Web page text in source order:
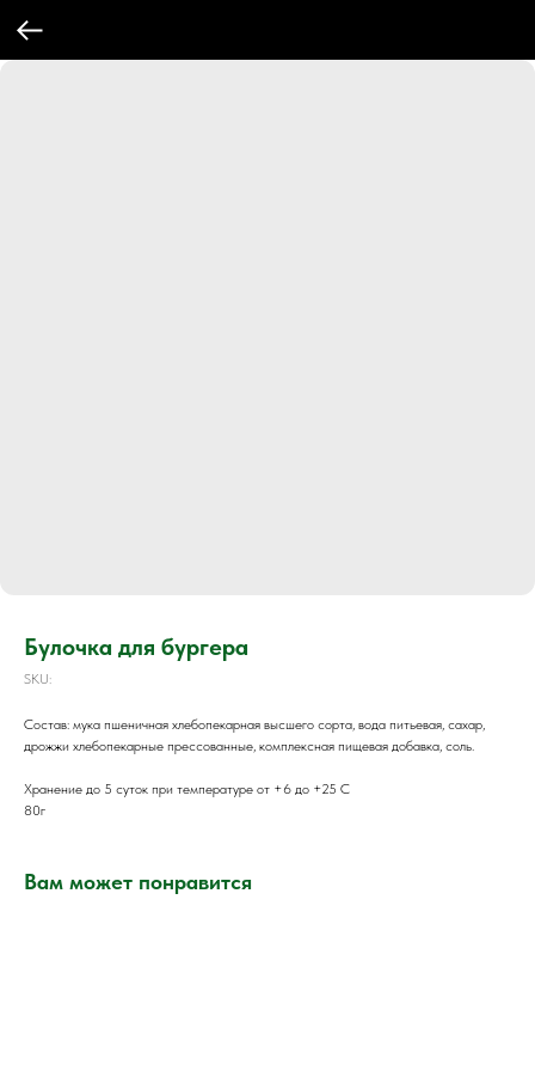
Булочка для бургера
SKU:
Состав: мука пшеничная хлебопекарная высшего сорта, вода питьевая, сахар,
дрожжи хлебопекарные прессованные, комплексная пищевая добавка, соль.
Хранение до 5 суток при температуре от +6 до +25 С
80г
Вам может понравится